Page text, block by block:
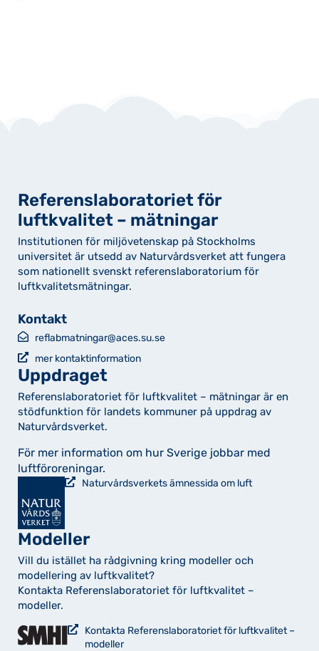
Referenslaboratoriet för
luftkvalitet – mätningar
Institutionen för miljövetenskap på Stockholms
universitet är utsedd av Naturvårdsverket att fungera
som nationellt svenskt referenslaboratorium för
luftkvalitetsmätningar.
Kontakt
reflabmatningar@aces.su.se
mer kontaktinformation
Uppdraget
Referenslaboratoriet för luftkvalitet – mätningar är en
stödfunktion för landets kommuner på uppdrag av
Naturvårdsverket.
För mer information om hur Sverige jobbar med
luftföroreningar.
Naturvårdsverkets ämnessida om luft
Modeller
Vill du istället ha rådgivning kring modeller och
modellering av luftkvalitet?
Kontakta Referenslaboratoriet för luftkvalitet –
modeller.
Kontakta Referenslaboratoriet för luftkvalitet –
modeller